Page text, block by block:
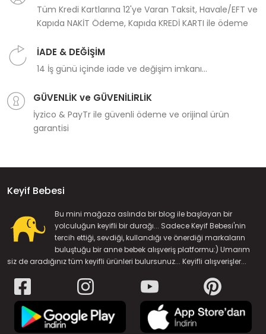
Tüm Kredi Kartlarına 12'ye Varan Taksit, Havale/EFT ve
Kapıda NAKİT Ödeme, Kapıda KREDİ KARTI ile ödeme
İADE & DEĞİŞİM
14 İş günü içinde iade ve değişim imkanı...
GÜVENLİK ve GÜVENİLİRLİK
İyzico & PayTr ile güvenli ödeme ve orijinal ürün
garantisi
Keyif Bebesi
Bu mini mağaza aslında bir blog ile başlayan bir
yolculuğun keyifli bir durağı... Sadece Keyif Bebesi'nin
tercih ettiği, sevdiği, kullandığı ve önerdiği markaların
buluştuğu bir anne bebek alışveriş platformu:) Umarım
siz de aradığınız tüm keyifli ürünleri bulursunuz... Keyifli alışverişler...